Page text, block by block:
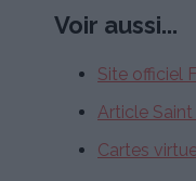
Voir aussi...
Site officiel
Article
Cartes